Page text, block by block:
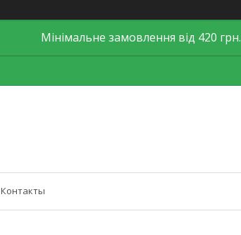
Мінімальне замовлення від 420 грн.
Контакты